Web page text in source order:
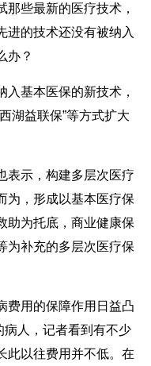
些最新的医疗技术，
进的技术还没有被纳入
办？
基本医保的新技术，
湖益联保”等方式扩大
表示，构建多层次医疗
为，形成以基本医疗保
助为托底，商业健康保
为补充的多层次医疗保
费用的保障作用日益凸
病人，记者看到有不少
此以往费用并不低。在